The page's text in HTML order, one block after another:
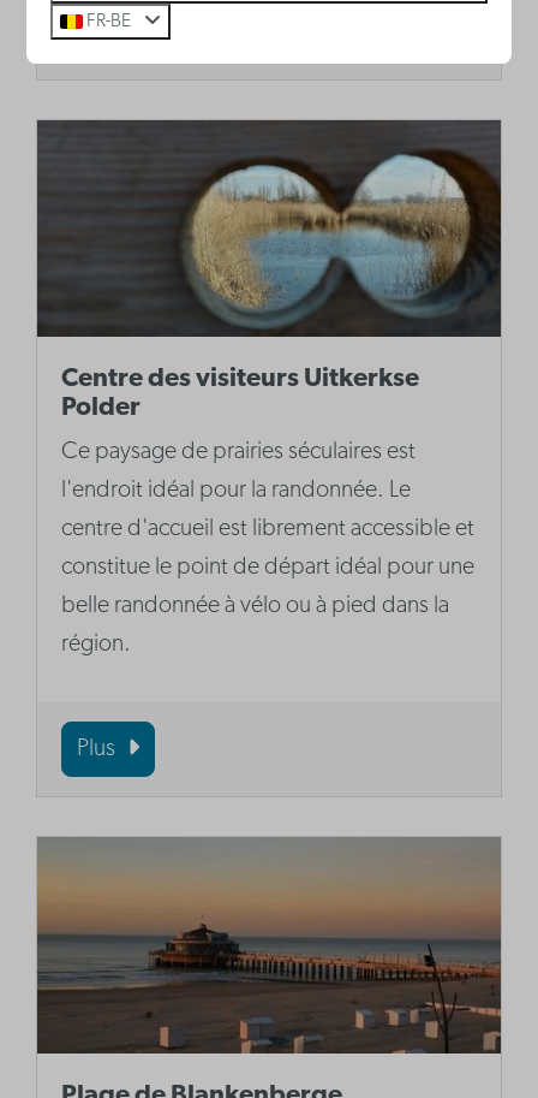
Plus
Centre des visiteurs Uitkerkse
Polder
Ce paysage de prairies séculaires est
l'endroit idéal pour la randonnée. Le
centre d'accueil est librement accessible et
constitue le point de départ idéal pour une
belle randonnée à vélo ou à pied dans la
région.
Plus
FR-BE